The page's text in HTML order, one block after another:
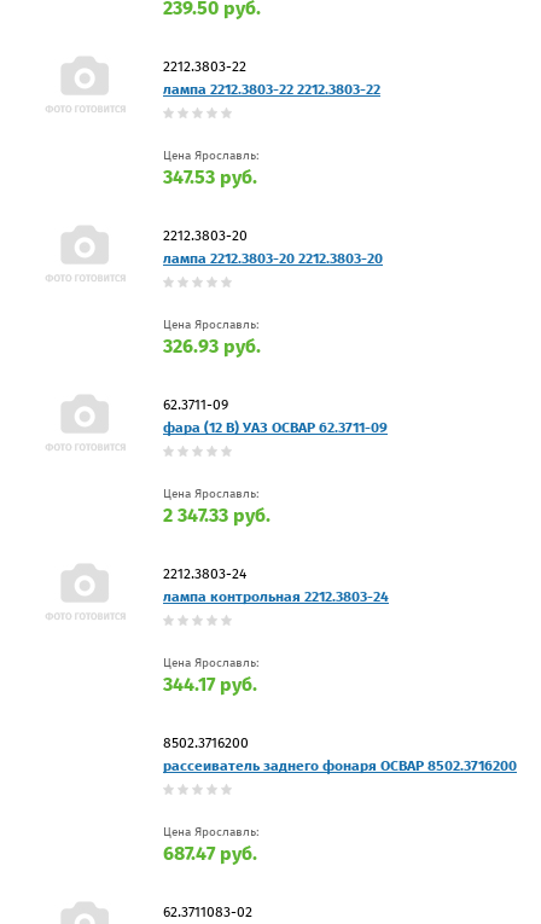
239.50 руб.
2212.3803-22
лампа 2212.3803-22 2212.3803-22
Цена Ярославль:
347.53 руб.
2212.3803-20
лампа 2212.3803-20 2212.3803-20
Цена Ярославль:
326.93 руб.
62.3711-09
фара (12 В) УАЗ ОСВАР 62.3711-09
Цена Ярославль:
2 347.33 руб.
2212.3803-24
лампа контрольная 2212.3803-24
Цена Ярославль:
344.17 руб.
8502.3716200
рассеиватель заднего фонаря ОСВАР 8502.3716200
Цена Ярославль:
687.47 руб.
62.3711083-02